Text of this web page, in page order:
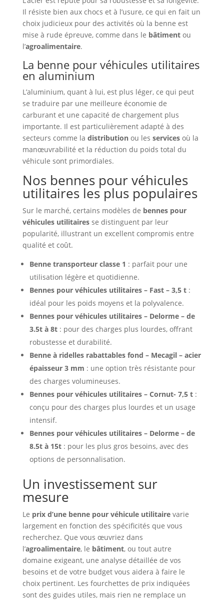
Il résiste bien aux chocs et à l’usure, ce qui en fait un
choix judicieux pour des activités où la benne est
mise à rude épreuve, comme dans le bâtimentou
l’agroalimentaire.
La benne pour véhicules utilitaires
en aluminium
L’aluminium, quant à lui, est plus léger, ce qui peut
se traduire par une meilleure économie de
carburant et une capacité de chargement plus
importante. Il est particulièrement adapté à des
secteurs comme la distributionou les servicesoù la
manœuvrabilité et la réduction du poids total du
véhicule sont primordiales.
Nos bennes pour véhicules
utilitaires les plus populaires
Sur le marché, certains modèles de bennes pour
véhicules utilitairesse distinguent par leur
popularité, illustrant un excellent compromis entre
qualité et coût.
Benne transporteur classe 1 : parfait pour une
utilisation légère et quotidienne.
Bennes pour véhicules utilitaires – Fast – 3,5 t:
idéal pour les poids moyens et la polyvalence.
Bennes pour véhicules utilitaires – Delorme – de
3.5t à 8t: pour des charges plus lourdes, offrant
robustesse et durabilité.
Benne à ridelles rabattables fond – Mecagil – acier
épaisseur 3 mm : une option très résistante pour
des charges volumineuses.
Bennes pour véhicules utilitaires – Cornut- 7,5 t:
conçu pour des charges plus lourdes et un usage
intensif.
Bennes pour véhicules utilitaires – Delorme – de
8.5t à 15t: pour les plus gros besoins, avec des
options de personnalisation.
Un investissement sur
mesure
Le prix d’une benne pour véhicule utilitairevarie
largement en fonction des spécificités que vous
recherchez. Que vous œuvriez dans
l’agroalimentaire, le bâtiment, ou tout autre
domaine exigeant, une analyse détaillée de vos
besoins et de votre budget vous aidera à faire le
choix pertinent. Les fourchettes de prix indiquées
sont des guides utiles, mais rien ne remplace un